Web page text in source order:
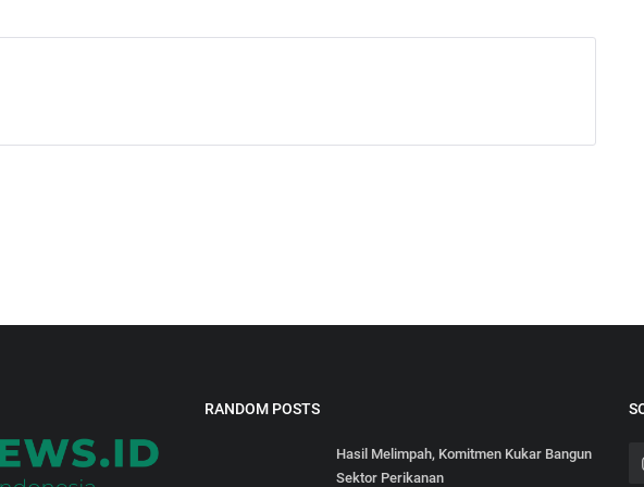
RANDOM POSTS
Hasil Melimpah, Komitmen Kukar Bangun
Sektor Perikanan